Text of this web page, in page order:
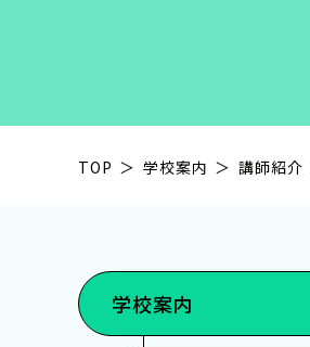
夜間・週末講座
TOP 学校案内 講師紹介
学校案内